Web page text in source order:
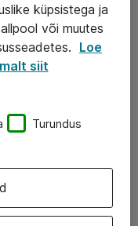
küpsistega ja
või muutes
Loe
siit
Turundus